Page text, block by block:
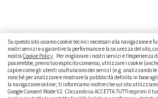
Su questo sito usiamo cookie tecnici necessari alla navigazione e
nostri servizi e a garantire la performance e la sicurezza del sito,
nostra Cookie Policy. Per migliorare i nostri servizi e l’esperienza
piacerebbe, previo tuo esplicito consenso, utilizzare i cookie
capire come gli utenti usufruiscono dei servizi (e.g. analizzando
nonché per analizzare e mostrare la pubblicità definita in base
la navigazione online; ti informiamo inoltre che sul sito
Google Consent Mode V2. Cliccando su ACCETTA TUTTI esprimi il
CAMBIARE AUTO
GUIDA
GUIDE PRATICHE
CURIOSITÀ
DICE LA LEGGE
PARLIAMO